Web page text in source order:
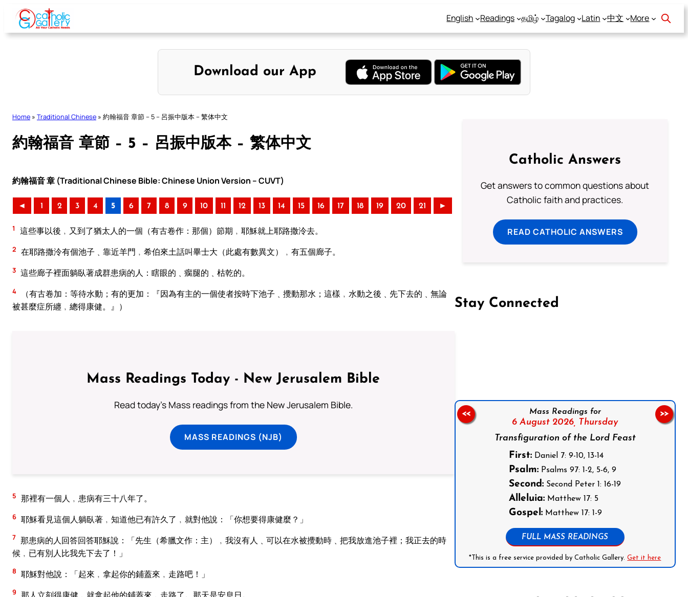
Skip
content
English Readings தமிழ் Tagalog Latin 中文 More
Download our App
Home » Traditional Chinese » 約翰福音 章節 – 5 – 呂振中版本 – 繁体中文
約翰福音 章節 – 5 – 呂振中版本 – 繁体中文
約翰福音 章 (Traditional Chinese Bible: Chinese Union Version – CUVT)
◄ 1 2 3 4 5 6 7 8 9 10 11 12 13 14 15 16 17 18 19 20 21 ►
1 這些事以後﹐又到了猶太人的一個（有古卷作：那個）節期﹐耶穌就上耶路撒泠去。
2 在耶路撒泠有個池子﹑靠近羊門﹐希伯來土話叫畢士大（此處有數異文）﹐有五個廊子。
3 這些廊子裡面躺臥著成群患病的人：瞎眼的﹑瘸腿的﹑枯乾的。
4
（有古卷加：等待水動；有的更加：『因為有主的一個使者按時下池子﹑攪動那水；這樣﹐水動之後﹑先下去的﹑無論
被甚麼症所纏﹐總得康健。』）
Mass Readings Today - New Jerusalem Bible
Read today's Mass readings from the New Jerusalem Bible.
MASS READINGS (NJB)
5 那裡有一個人﹐患病有三十八年了。
6 耶穌看見這個人躺臥著﹐知道他已有許久了﹐就對他說：「你想要得康健麼？」
7 那患病的人回答回答耶穌說：「先生（希臘文作：主）﹐我沒有人﹑可以在水被攪動時﹑把我放進池子裡；我正去的時
候﹐已有別人比我先下去了！」
8 耶穌對他說：「起來﹐拿起你的鋪蓋來﹐走路吧！」
9
Catholic Answers
Get answers to common questions about
Catholic faith and practices.
READ CATHOLIC ANSWERS
Stay Connected
Mass Readings for
6 August 2026, Thursday
Transfiguration of the Lord Feast
First: Daniel 7: 9-10, 13-14
Psalm: Psalms 97: 1-2, 5-6, 9
Second: Second Peter 1: 16-19
Alleluia: Matthew 17: 5
Gospel: Matthew 17: 1-9
FULL MASS READINGS
*This is a free service provided by Catholic Gallery.Get it here
<< >>